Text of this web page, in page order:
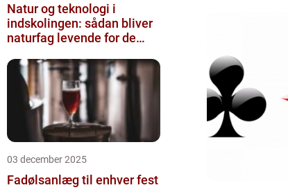
Natur og teknologi i
indskolingen: sådan bliver
naturfag levende for de
03 december 2025
Fadølsanlæg til enhver fest